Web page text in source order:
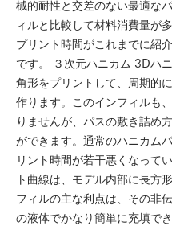
械的耐性と交差のない最適な
ィルと比較して材料消費量が
プリント時間がこれまでに紹
です。 ３次元ハニカム 3Dハ
角形をプリントして、周期的
作ります。このインフィルも
りませんが、パスの敷き詰め
ができます。通常のハニカム
リント時間が若干悪くなって
ト曲線は、モデル内部に長方
フィルの主な利点は、その非
の液体でかなり簡単に充填で